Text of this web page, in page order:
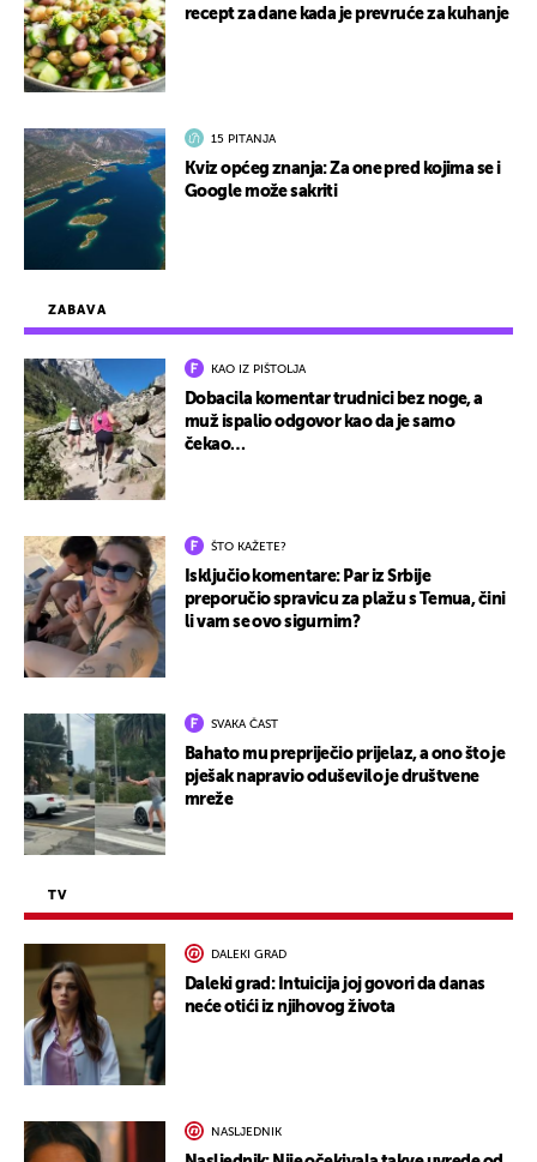
ZABAVA
KAO IZ PIŠTOLJA
Dobacila komentar trudnici bez noge, a
muž ispalio odgovor kao da je samo
čekao…
ŠTO KAŽETE?
Isključio komentare: Par iz Srbije
preporučio spravicu za plažu s Temua, čini
li vam se ovo sigurnim?
SVAKA ČAST
Bahato mu prepriječio prijelaz, a ono što je
pješak napravio oduševilo je društvene
mreže
TV
DALEKI GRAD
Daleki grad: Intuicija joj govori da danas
neće otići iz njihovog života
NASLJEDNIK
recept za dane kada je prevruće za kuhanje
15 PITANJA
Kviz općeg znanja: Za one pred kojima se i
Google može sakriti